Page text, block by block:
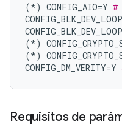
(*) CONFIG_AIO=Y #
CONFIG_BLK_DEV_LOOP
(*)
(*)
CONFIG_DM_VERITY=Y
Requisitos de